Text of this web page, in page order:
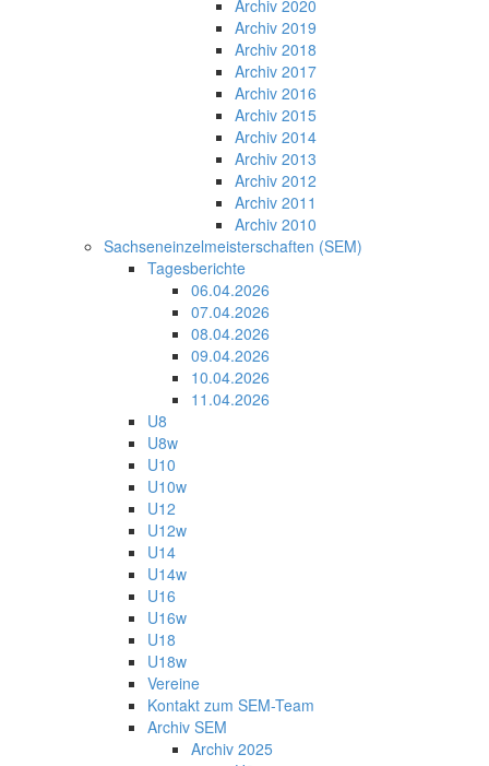
Archiv 2020
Archiv 2019
Archiv 2018
Archiv 2017
Archiv 2016
Archiv 2015
Archiv 2014
Archiv 2013
Archiv 2012
Archiv 2011
Archiv 2010
Sachseneinzelmeisterschaften (SEM)
Tagesberichte
06.04.2026
07.04.2026
08.04.2026
09.04.2026
10.04.2026
11.04.2026
U8
U8w
U10
U10w
U12
U12w
U14
U14w
U16
U16w
U18
U18w
Vereine
Kontakt zum SEM-Team
Archiv SEM
Archiv 2025